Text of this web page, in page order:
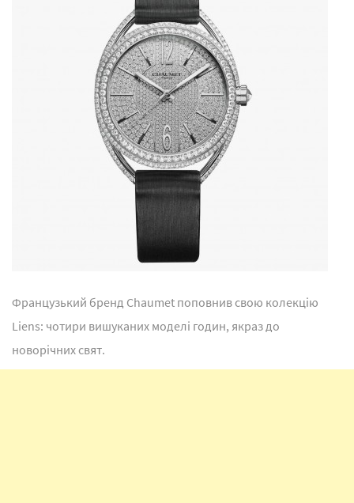
Французький бренд Chaumet поповнив свою колекцію
Liens: чотири вишуканих моделі годин, якраз до
новорічних свят.